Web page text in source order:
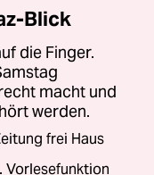
Blick
die Finger.
macht und
werden.
frei Haus
Vorlesefunktion